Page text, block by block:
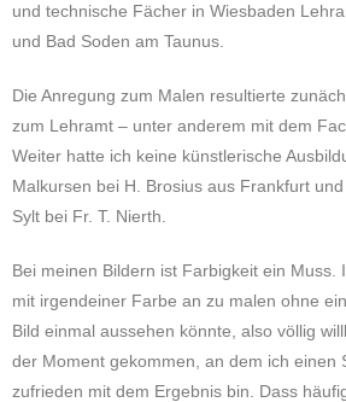
und tech­ni­sche Fächer in Wies­ba­den
und Bad Soden am Taunus.
Die Anre­gung zum Malen resul­tier­te
zum Lehr­amt – unter ande­rem mit dem
Weiter hatte ich keine künst­le­ri­sche
Mal­kur­sen bei H. Bro­si­us aus Frank­furt
Sylt bei Fr. T. Nierth.
Bei meinen Bil­dern ist Far­big­keit ein Muss.
mit irgend­ei­ner Farbe an zu malen ohne
Bild einmal aus­se­hen könnte, also völlig
der Moment gekom­men, an dem ich einen
zufrie­den mit dem Ergeb­nis bin. Dass